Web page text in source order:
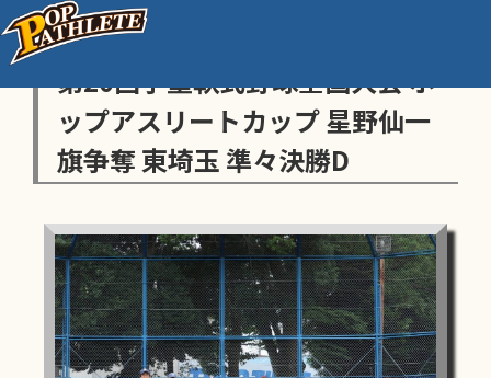
センス・トラストトーナメント
第20回学童軟式野球全国大会 ポ
ップアスリートカップ 星野仙一
旗争奪 東埼玉 準々決勝D